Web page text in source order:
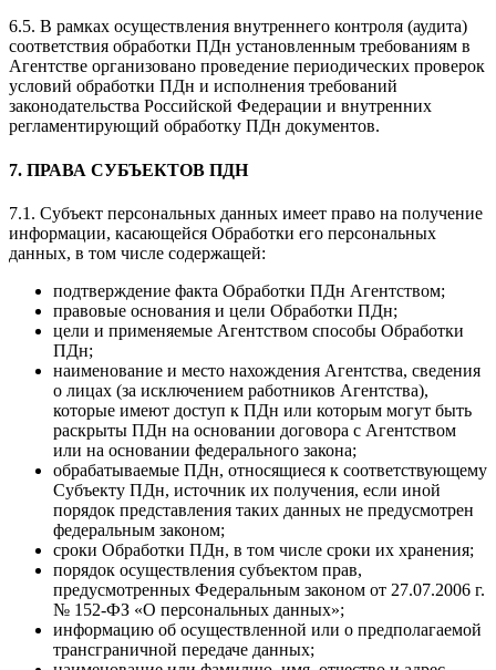
6.5. В рамках осуществления внутреннего контроля (аудита)
соответствия обработки ПДн установленным требованиям в
Агентстве организовано проведение периодических проверок
условий обработки ПДн и исполнения требований
законодательства Российской Федерации и внутренних
регламентирующий обработку ПДн документов.
7. ПРАВА СУБЪЕКТОВ ПДН
7.1. Субъект персональных данных имеет право на получение
информации, касающейся Обработки его персональных
данных, в том числе содержащей:
подтверждение факта Обработки ПДн Агентством;
правовые основания и цели Обработки ПДн;
цели и применяемые Агентством способы Обработки
ПДн;
наименование и место нахождения Агентства, сведения
о лицах (за исключением работников Агентства),
которые имеют доступ к ПДн или которым могут быть
раскрыты ПДн на основании договора с Агентством
или на основании федерального закона;
обрабатываемые ПДн, относящиеся к соответствующему
Субъекту ПДн, источник их получения, если иной
порядок представления таких данных не предусмотрен
федеральным законом;
сроки Обработки ПДн, в том числе сроки их хранения;
порядок осуществления субъектом прав,
предусмотренных Федеральным законом от 27.07.2006 г.
№ 152-ФЗ «О персональных данных»;
информацию об осуществленной или о предполагаемой
трансграничной передаче данных;